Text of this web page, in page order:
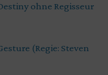
ohne Regisseur
(Regie: Steven